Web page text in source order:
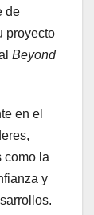
de
proyecto
Beyond
en el
como la
y